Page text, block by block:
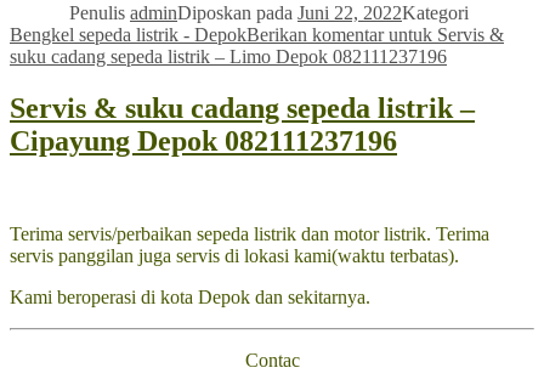
Penulis adminDiposkan pada Juni 22, 2022Kategori
Bengkel sepeda listrik - DepokBerikan komentaruntuk Servis &
suku cadang sepeda listrik – Limo Depok 082111237196
Servis & suku cadang sepeda listrik –
Cipayung Depok 082111237196
Terima servis/perbaikan sepeda listrik dan motor listrik. Terima
servis panggilan juga servis di lokasi kami(waktu terbatas).
Kami beroperasi di kota Depok dan sekitarnya.
Contac